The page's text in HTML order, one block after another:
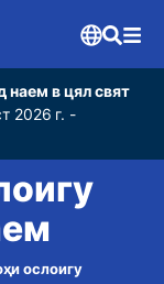
наем в цял свят
2026 г. -
ослоигу